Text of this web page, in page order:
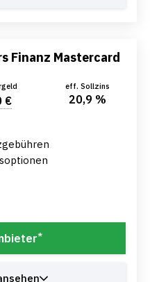
Finanz Mastercard
€
eff. Sollzins
20,9 %
*